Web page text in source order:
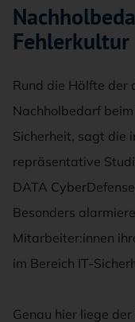
Fehlerkultur
Rund die Hälfte der
Nachholbedarf
Sicherheit, sagt die
repräsentative
DATA
Besonders
Mitarbeiter:innen
im Bereich IT-
Genau hier liege